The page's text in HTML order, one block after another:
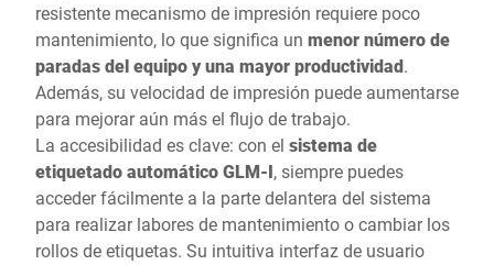
resistente mecanismo de impresión requiere poco
mantenimiento, lo que significa un menor número de
paradas del equipo y una mayor productividad.
Además, su velocidad de impresión puede aumentarse
para mejorar aún más el flujo de trabajo.
La accesibilidad es clave: con el sistema de
etiquetado automático GLM-I, siempre puedes
acceder fácilmente a la parte delantera del sistema
para realizar labores de mantenimiento o cambiar los
rollos de etiquetas. Su intuitiva interfaz de usuario